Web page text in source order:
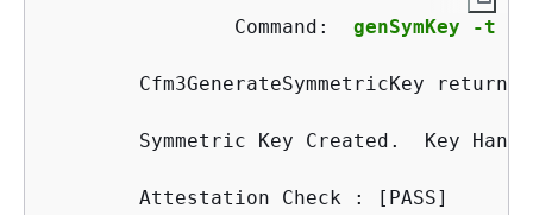
Command: genSymKey -t
Cfm3GenerateSymmetricKey
Symmetric Key Created.  Key
        Attestation Check : [PASS]